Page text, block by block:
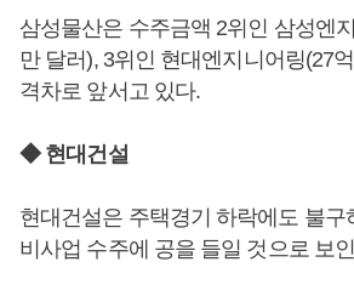
삼성물산은 수주금액 2위인 삼성엔
만 달러), 3위인 현대엔지니어링(27
격차로 앞서고 있다.
◆ 현대건설
현대건설은 주택경기 하락에도 불구
비사업 수주에 공을 들일 것으로 보